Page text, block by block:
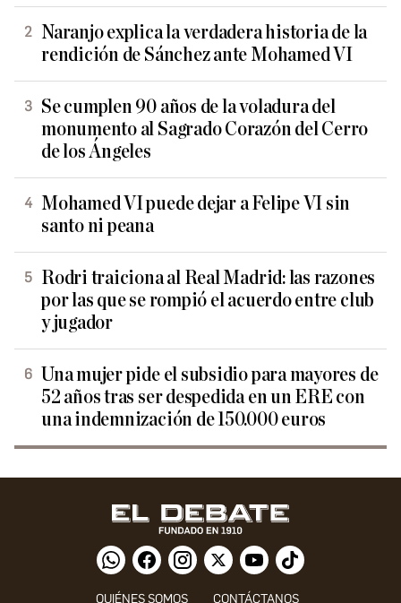
Naranjo explica la verdadera historia de la
rendición de Sánchez ante Mohamed VI
Se cumplen 90 años de la voladura del
monumento al Sagrado Corazón del Cerro
de los Ángeles
Mohamed VI puede dejar a Felipe VI sin
santo ni peana
Rodri traiciona al Real Madrid: las razones
por las que se rompió el acuerdo entre club
y jugador
Una mujer pide el subsidio para mayores de
52 años tras ser despedida en un ERE con
una indemnización de 150.000 euros
QUIÉNES SOMOS CONTÁCTANOS